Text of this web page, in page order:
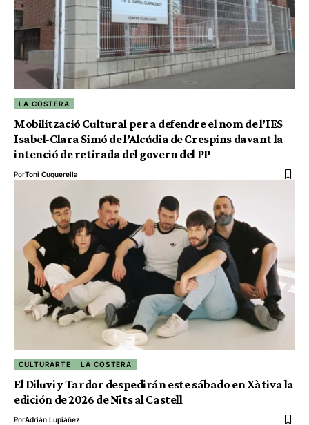
LA COSTERA
Mobilització Cultural per a defendre el nom de l’IES
Isabel-Clara Simó de l’Alcúdia de Crespins davant la
intenció de retirada del govern del PP
PorToni Cuquerella
CULTURARTE LA COSTERA
El Diluvi y Tardor despedirán este sábado en Xàtiva la
edición de 2026 de Nits al Castell
PorAdrián Lupiáñez